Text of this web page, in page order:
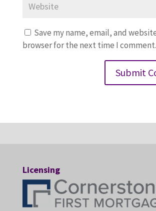
Save my name, email, and
browser for the next time I comment.
Licensing